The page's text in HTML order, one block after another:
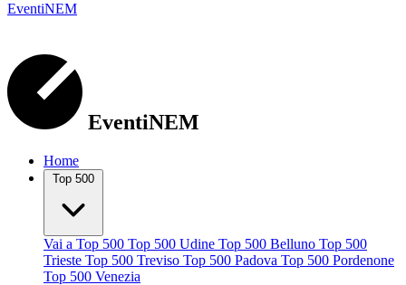
EventiNEM
EventiNEM
Home
Top 500
Vai a Top 500 Top 500 Udine Top 500 Belluno Top 500
Trieste Top 500 Treviso Top 500 Padova Top 500 Pordenone
Top 500 Venezia